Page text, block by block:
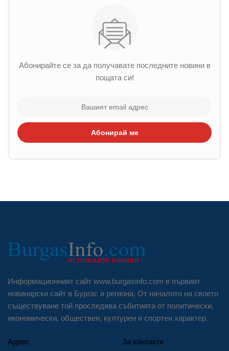
Абонирайте се за да получавате последните новини в
пощата си!
Абонирай ме
Информационният сайт www.burgasinfo.com е първият
новинарски сайт в Бургас и региона. От началото на своето
съществуване той проследява събитията от политически,
икономически, обществен, културен и спортен характер.
Адрес
За контакти